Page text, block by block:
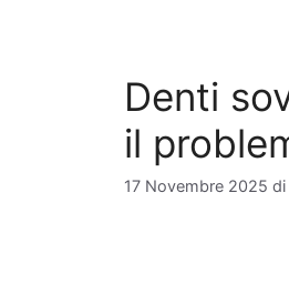
Denti
il
17 Novembre 2025 di